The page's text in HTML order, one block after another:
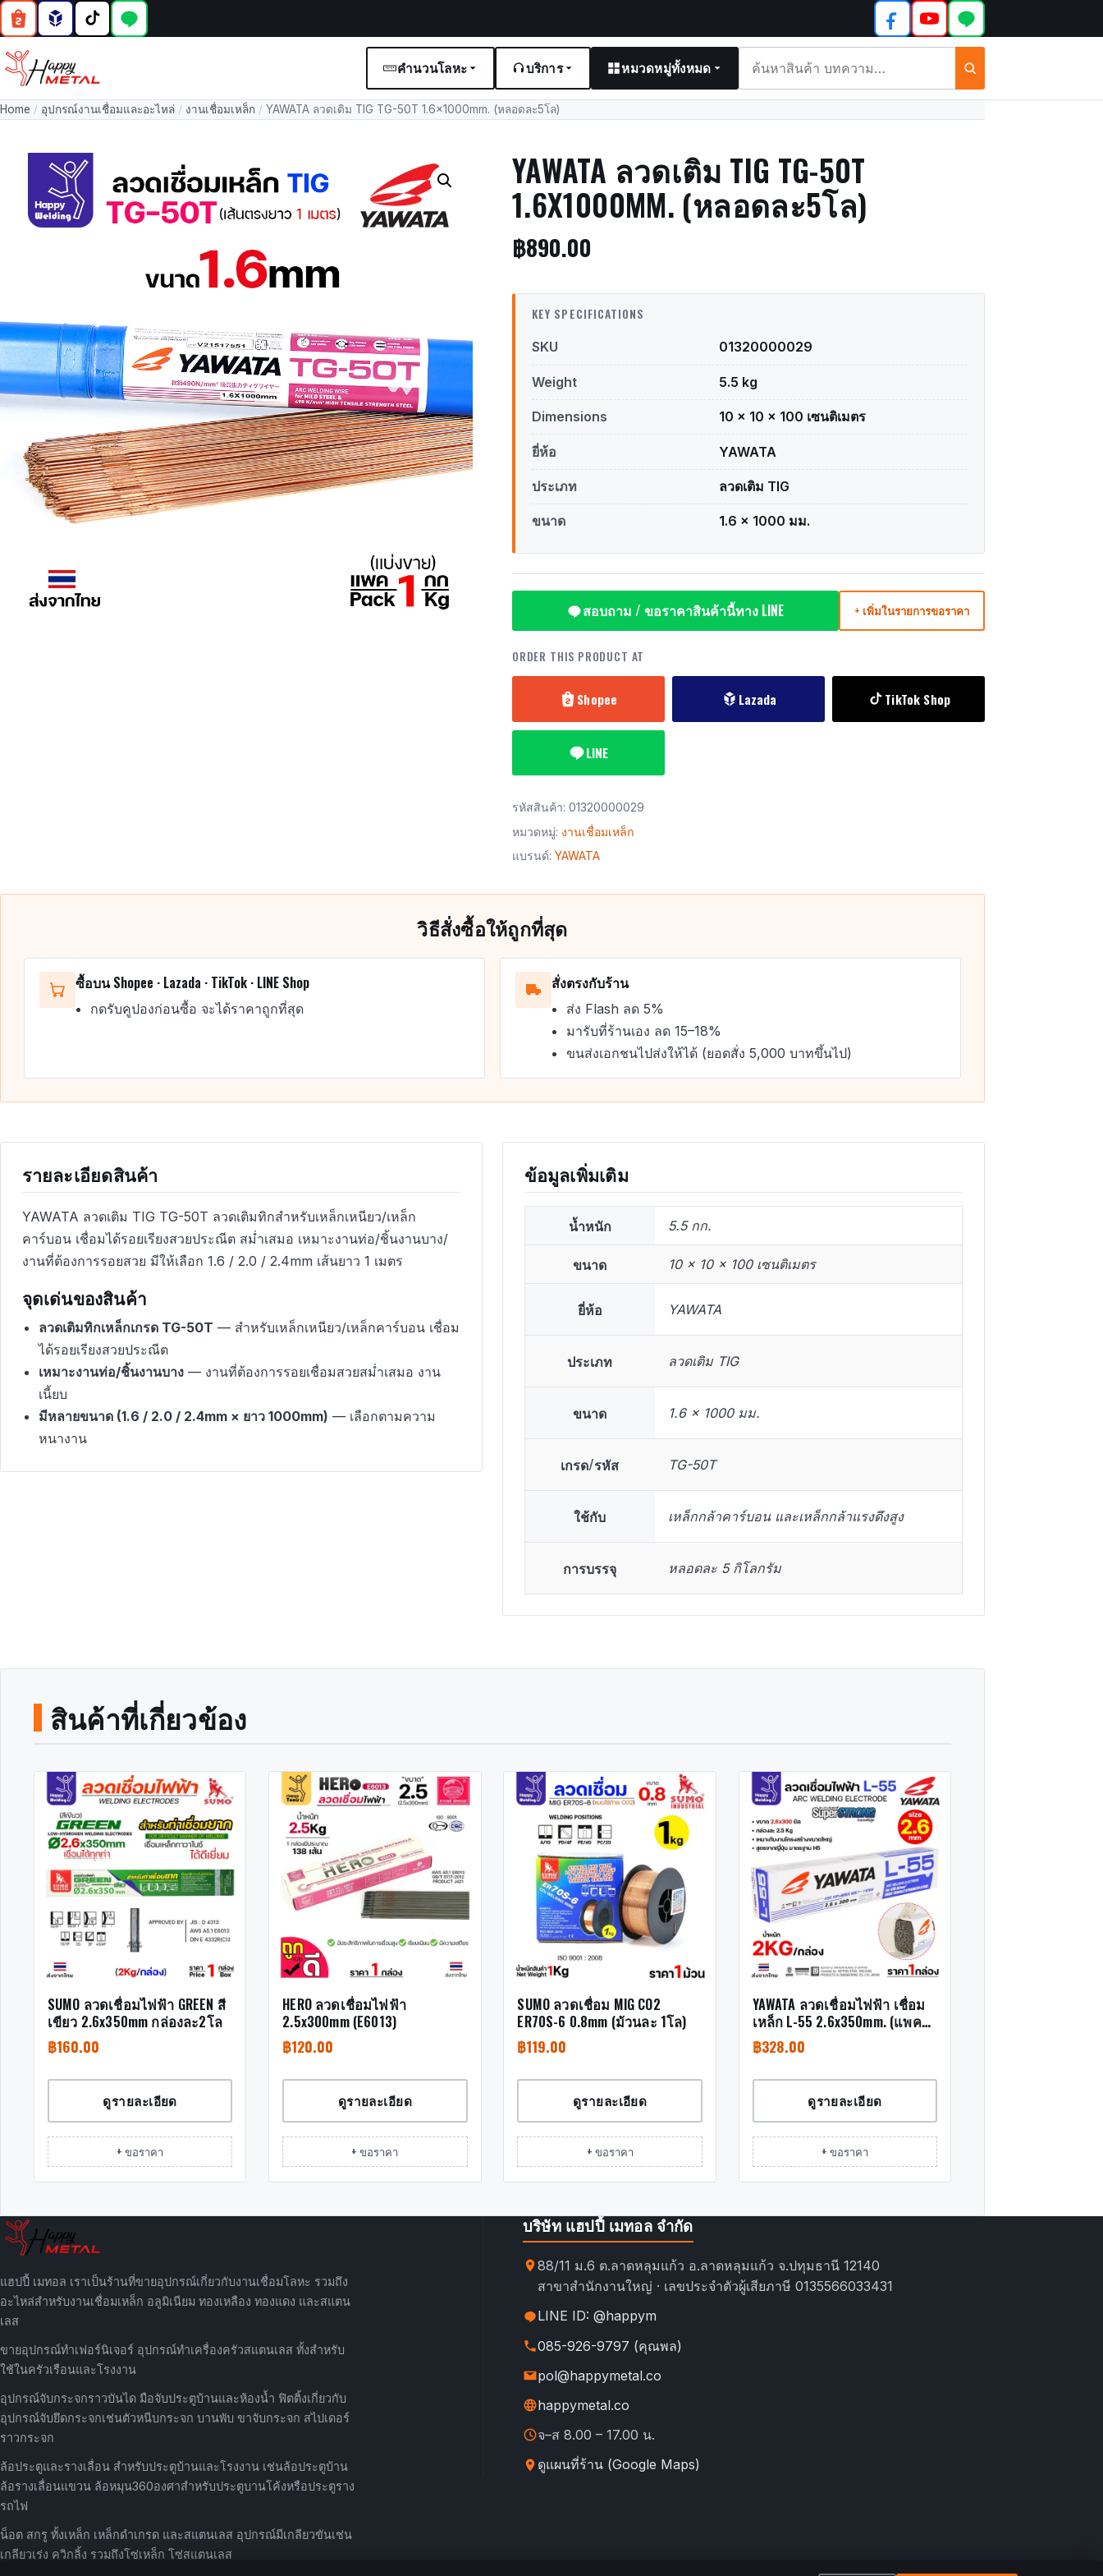
คำนวนโลหะ บริการ หมวดหมู่ทั้งหมด
และ
บทความ
Home / อุปกรณ์งานเชื่อมและอะไหล่ / งานเชื่อมเหล็ก / YAWATA ลวดเติม TIG TG-50T 1.6x1000mm. (หลอดละ5โล)
YAWATA ลวดเติม TIG TG-50T
1.6X1000MM. (หลอดละ5โล)
฿890.00
KEY SPECIFICATIONS
SKU 01320000029
Weight 5.5 kg
Dimensions 10 × 10 × 100 เซนติเมตร
ยี่ห้อ YAWATA
ประเภท ลวดเติม TIG
ขนาด 1.6 x 1000 มม.
สอบถาม / ขอราคาสินค้านี้ทาง LINE + เพิ่มในรายการขอราคา
ORDER THIS PRODUCT AT
Shopee Lazada TikTok Shop
LINE
รหัสสินค้า: 01320000029
หมวดหมู่: งานเชื่อมเหล็ก
แบรนด์: YAWATA
วิธีสั่งซื้อให้ถูกที่สุด
ซื้อบน Shopee · Lazada · TikTok · LINE Shop
กดรับคูปองก่อนซื้อ จะได้ราคาถูกที่สุด
สั่งตรงกับร้าน
ส่ง Flash ลด 5%
มารับที่ร้านเอง ลด 15–18%
ขนส่งเอกชนไปส่งให้ได้ (ยอดสั่ง 5,000 บาทขึ้นไป)
รายละเอียดสินค้า
YAWATA ลวดเติม TIG TG-50T ลวดเติมทิกสำหรับเหล็กเหนียว/เหล็ก
คาร์บอน เชื่อมได้รอยเรียงสวยประณีต สม่ำเสมอ เหมาะงานท่อ/ชิ้นงานบาง/
งานที่ต้องการรอยสวย มีให้เลือก 1.6 / 2.0 / 2.4mm เส้นยาว 1 เมตร
จุดเด่นของสินค้า
ลวดเติมทิกเหล็กเกรด TG-50T — สำหรับเหล็กเหนียว/เหล็กคาร์บอน เชื่อม
ได้รอยเรียงสวยประณีต
เหมาะงานท่อ/ชิ้นงานบาง— งานที่ต้องการรอยเชื่อมสวยสม่ำเสมอ งาน
เนี้ยบ
มีหลายขนาด (1.6 / 2.0 / 2.4mm × ยาว 1000mm) — เลือกตามความ
หนางาน
ข้อมูลเพิ่มเติม
น้ำหนัก 5.5 กก.
ขนาด 10 × 10 × 100 เซนติเมตร
ยี่ห้อ YAWATA
ประเภท ลวดเติม TIG
ขนาด 1.6 x 1000 มม.
เกรด/รหัส TG-50T
ใช้กับ เหล็กกล้าคาร์บอน และเหล็กกล้าแรงดึงสูง
การบรรจุ หลอดละ 5 กิโลกรัม
สินค้าที่เกี่ยวข้อง
SUMO ลวดเชื่อมไฟฟ้า GREEN สี
เขียว 2.6x350mm กล่องละ2โล
฿160.00
ดูรายละเอียด
+ ขอราคา
HERO ลวดเชื่อมไฟฟ้า
2.5x300mm (E6013)
฿120.00
ดูรายละเอียด
+ ขอราคา
SUMO ลวดเชื่อม MIG CO2
ER70S-6 0.8mm (ม้วนละ 1โล)
฿119.00
ดูรายละเอียด
+ ขอราคา
YAWATA ลวดเชื่อมไฟฟ้า เชื่อม
เหล็ก L-55 2.6x350mm. (แพค
ละ 2.5 กิโล)
฿328.00
ดูรายละเอียด
+ ขอราคา
แฮปปี้ เมทอล เราเป็นร้านที่ขายอุปกรณ์เกี่ยวกับงานเชื่อมโลหะ รวมถึง
อะไหล่สำหรับงานเชื่อมเหล็ก อลูมิเนียม ทองเหลือง ทองแดง และสแตน
เลส
ขายอุปกรณ์ทำเฟอร์นิเจอร์ อุปกรณ์ทำเครื่องครัวสแตนเลส ทั้งสำหรับ
ใช้ในครัวเรือนและโรงงาน
อุปกรณ์จับกระจกราวบันได มือจับประตูบ้านและห้องน้ำ ฟิตติ้งเกี่ยวกับ
อุปกรณ์จับยึดกระจกเช่นตัวหนีบกระจก บานพับ ขาจับกระจก สไปเดอร์
ราวกระจก
ล้อประตูและรางเลื่อน สำหรับประตูบ้านและโรงงาน เช่นล้อประตูบ้าน
ล้อรางเลื่อนแขวน ล้อหมุน360องศาสำหรับประตูบานโค้งหรือประตูราง
รถไฟ
น็อต สกรู ทั้งเหล็ก เหล็กดำเกรด และสแตนเลส อุปกรณ์มีเกลียวขันเช่น
เกลียวเร่ง ควิกลิ้ง รวมถึงโซ่เหล็ก โซ่สแตนเลส
บริษัท แฮปปี้ เมทอล จำกัด
88/11 ม.6 ต.ลาดหลุมแก้ว อ.ลาดหลุมแก้ว จ.ปทุมธานี 12140
สาขาสำนักงานใหญ่ · เลขประจำตัวผู้เสียภาษี 0135566033431
LINE ID: @happym
085-926-9797 (คุณพล)
pol@happymetal.co
happymetal.co
จ–ส 8.00 – 17.00 น.
ดูแผนที่ร้าน (Google Maps)